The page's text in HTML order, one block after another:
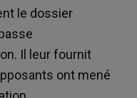
le dossier
Il leur fournit
ont mené